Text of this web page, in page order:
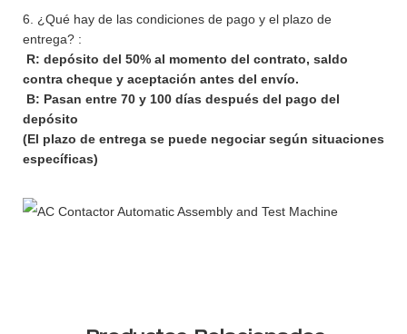
6. ¿Qué hay de las condiciones de pago y el plazo de
entrega? :
R: depósito del 50% al momento del contrato, saldo
contra cheque y aceptación antes del envío.
B: Pasan entre 70 y 100 días después del pago del
depósito
(El plazo de entrega se puede negociar según situaciones
específicas)